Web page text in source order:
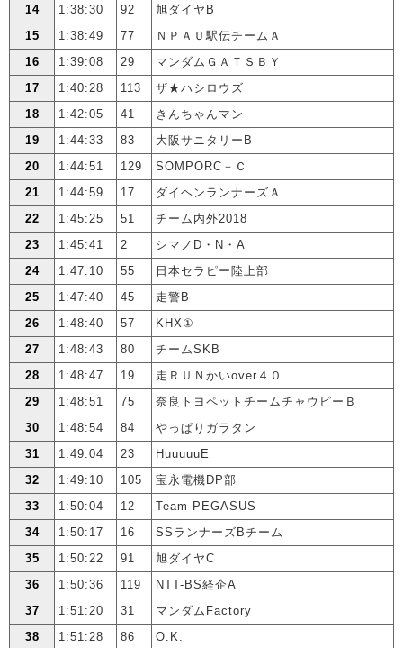
14
1:38:30 92
旭ダイヤB
15
1:38:49 77
ＮＰＡＵ駅伝チームＡ
16
1:39:08 29
マンダムＧＡＴＳＢＹ
17
1:40:28 113
ザ★ハシロウズ
18
1:42:05 41
きんちゃんマン
19
1:44:33 83
大阪サニタリーB
20
1:44:51 129
SOMPORC－Ｃ
21
1:44:59 17
ダイヘンランナーズＡ
22
1:45:25 51
チーム内外2018
23
1:45:41 2
シマノD・N・A
24
1:47:10 55
日本セラピー陸上部
25
1:47:40 45
走警B
26
1:48:40 57
KHX①
27
1:48:43 80
チームSKB
28
1:48:47 19
走ＲＵＮかいover４０
29
1:48:51 75
奈良トヨペットチームチャウピーＢ
30
1:48:54 84
やっぱりガラタン
31
1:49:04 23
HuuuuuE
32
1:49:10 105
宝永電機DP部
33
1:50:04 12
Team PEGASUS
34
1:50:17 16
SSランナーズBチーム
35
1:50:22 91
旭ダイヤC
36
1:50:36 119
NTT-BS経企A
37
1:51:20 31
マンダムFactory
38
1:51:28 86
O.K.